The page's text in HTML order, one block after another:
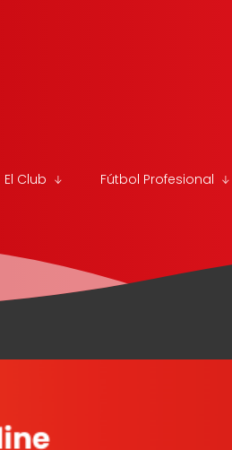
El Club Fútbol Profesional